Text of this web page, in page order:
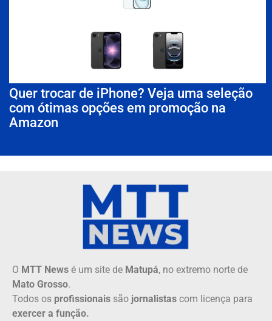
Quer trocar de iPhone? Veja uma seleção
com ótimas opções em promoção na
Amazon
O MTT News é um site de Matupá, no extremo norte de
Mato Grosso.
Todos os profissionais são jornalistas com licença para
exercer a função.